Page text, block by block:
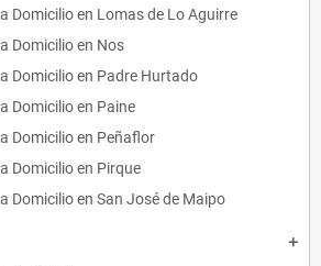
Domicilio en Lomas de Lo Aguirre
Domicilio en Nos
Domicilio en Padre Hurtado
Domicilio en Paine
Domicilio en Peñaflor
Domicilio en Pirque
Domicilio en San José de Maipo
add